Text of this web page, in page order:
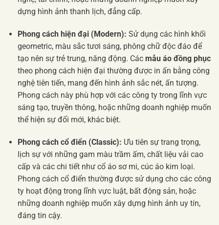
dựng hình ảnh thanh lịch, đẳng cấp.
Phong cách hiện đại (Modern): Sử dụng các hình khối
geometric, màu sắc tươi sáng, phông chữ độc đáo để
tạo nên sự trẻ trung, năng động. Các mẫu áo đồng phục
theo phong cách hiện đại thường được in ấn bằng công
nghệ tiên tiến, mang đến hình ảnh sắc nét, ấn tượng.
Phong cách này phù hợp với các công ty trong lĩnh vực
sáng tạo, truyền thông, hoặc những doanh nghiệp muốn
thể hiện sự đổi mới, khác biệt.
Phong cách cổ điển (Classic): Ưu tiên sự trang trọng,
lịch sự với những gam màu trầm ấm, chất liệu vải cao
cấp và các chi tiết như cổ áo sơ mi, cúc áo kim loại.
Phong cách cổ điển thường được sử dụng cho các công
ty hoạt động trong lĩnh vực luật, bất động sản, hoặc
những doanh nghiệp muốn xây dựng hình ảnh uy tín,
đáng tin cậy.